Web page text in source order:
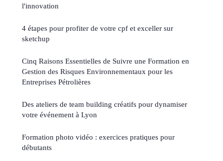
l'innovation
4 étapes pour profiter de votre cpf et exceller sur
sketchup
Cinq Raisons Essentielles de Suivre une Formation en
Gestion des Risques Environnementaux pour les
Entreprises Pétrolières
Des ateliers de team building créatifs pour dynamiser
votre événement à Lyon
Formation photo vidéo : exercices pratiques pour
débutants